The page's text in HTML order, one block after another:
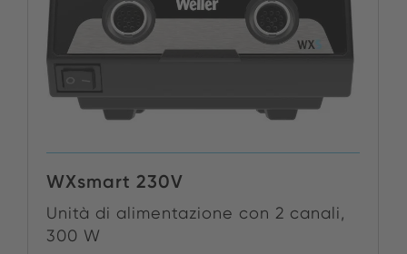
WXsmart 230V
Unità di alimentazione con 2 canali,
300 W